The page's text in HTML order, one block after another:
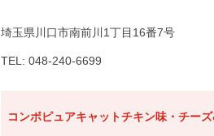
埼玉県川口市南前川1丁目16番7号
TEL: 048-240-6699
コンボピュアキャットチキン味・チー